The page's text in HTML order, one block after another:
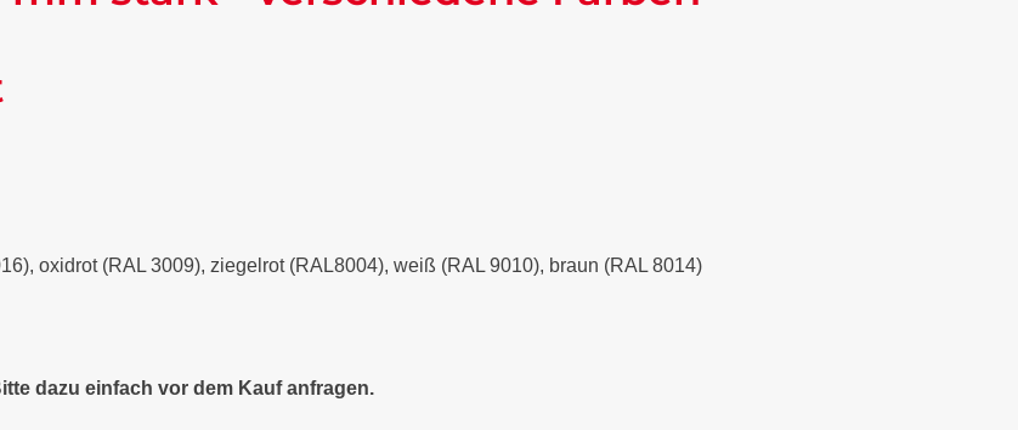
oxidrot (RAL 3009), ziegelrot (RAL8004), weiß (RAL 9010), braun (RAL 8014)
dazu einfach vor dem Kauf anfragen.